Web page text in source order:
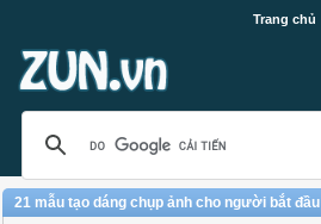
Trang chủ
21 mẫu tạo dáng chụp ảnh cho người bắt đầu